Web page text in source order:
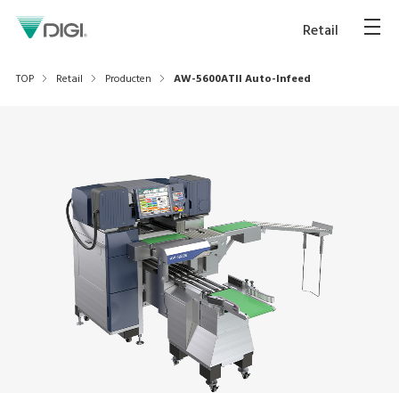
Retail
TOP Retail Producten AW-5600ATII Auto-Infeed